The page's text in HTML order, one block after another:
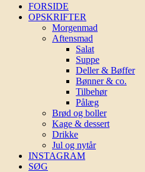
FORSIDE
OPSKRIFTER
Morgenmad
Aftensmad
Salat
Suppe
Deller & Bøffer
Bønner & co.
Tilbehør
Pålæg
Brød og boller
Kage & dessert
Drikke
Jul og nytår
INSTAGRAM
SØG